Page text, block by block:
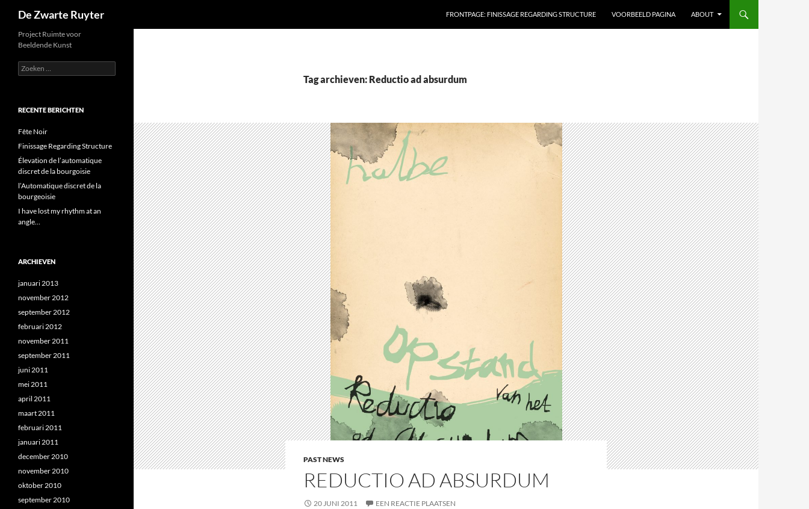
inhoud
De Zwarte Ruyter FRONTPAGE: FINISSAGE REGARDING STRUCTURE VOORBEELD PAGINA ABOUT
Tag archieven: Reductio ad absurdum
PAST NEWS
REDUCTIO AD ABSURDUM
20 JUNI 2011 EEN REACTIE PLAATSEN
Project Ruimte voor
Beeldende Kunst
Zoeken
naar:
RECENTE BERICHTEN
Fête Noir
Finissage Regarding Structure
Élevation de l’automatique
discret de la bourgoisie
l’Automatique discret de la
bourgeoisie
I have lost my rhythm at an
angle…
ARCHIEVEN
januari 2013
november 2012
september 2012
februari 2012
november 2011
september 2011
juni 2011
mei 2011
april 2011
maart 2011
februari 2011
januari 2011
december 2010
november 2010
oktober 2010
september 2010